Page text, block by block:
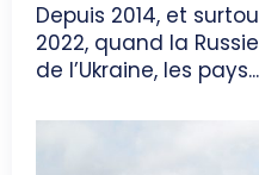
Depuis 2014, et
2022, quand la
de l’Ukraine, les pays...